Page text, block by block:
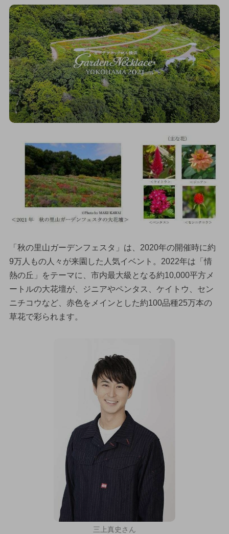
「秋の里山ガーデンフェスタ」は、2020年の開催時に約
9万人もの人々が来園した人気イベント。2022年は「情
熱の丘」をテーマに、市内最大級となる約10,000平方メ
ートルの大花壇が、ジニアやペンタス、ケイトウ、セン
ニチコウなど、赤色をメインとした約100品種25万本の
草花で彩られます。
三上真史さん